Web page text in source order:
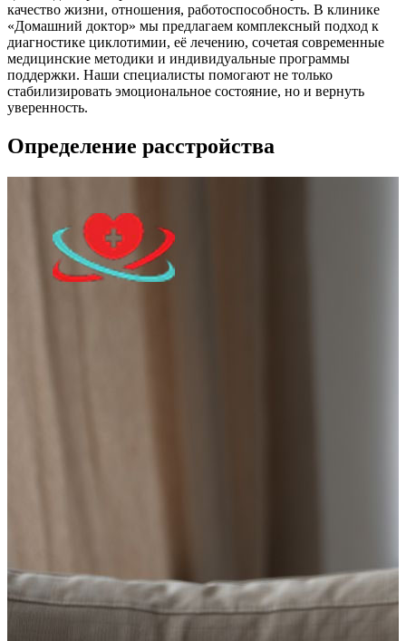
качество жизни, отношения, работоспособность. В клинике
«Домашний доктор» мы предлагаем комплексный подход к
диагностике циклотимии, её лечению, сочетая современные
медицинские методики и индивидуальные программы
поддержки. Наши специалисты помогают не только
стабилизировать эмоциональное состояние, но и вернуть
уверенность.
Определение расстройства